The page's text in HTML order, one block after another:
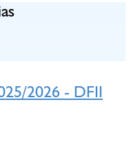
2026 - DFII